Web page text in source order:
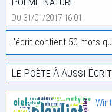
Du 31/01/2017 16:01
L'écrit contient 50 mots
Le Poète À Aussi